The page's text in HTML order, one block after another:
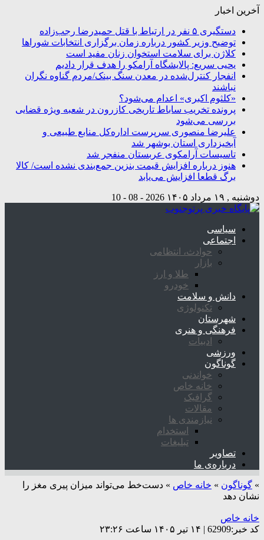
آخرین اخبار
دستگیری ۵ نفر در ارتباط با قتل حمیدرضا رجب‌زاده
توضیح وزیر کشور درباره زمان برگزاری انتخابات شوراها
کلاژن برای سلامت استخوان زنان مفید است
یحیی سریع: پالایشگاه آرامکو را هدف قرار دادیم
انفجار کنترل‌شده در معدن سنگ بینک/مردم گناوه نگران
نباشند
«کلثوم اکبری» اعدام می‌شود؟
پرونده تخریب ساباط تاریخی کازرون در شعبه ویژه قضایی
بررسی می‌شود
علیرضا منصوری سرپرست اداره‌کل منابع طبیعی و
آبخیزداری استان بوشهر شد
تاسیسات آرامکوی عربستان منفجر شد
هنوز درباره افزایش قیمت بنزین جمع‌بندی نشده است/ کالا
برگ قطعا افزایش می‌یابد
دوشنبه , ۱۹ مرداد ۱۴۰۵ 2026 - 08 - 10
سیاسی
اجتماعی
حوادث، انتظامی
بازار
طلا و ارز
خودرو
دانش و سلامت
تکنولوژی
شهرستان
فرهنگی و هنری
ادبیات
ورزشی
گوناگون
خواندنی
خانه خاص
گرافیک
مقالات
نیازمندی ها
استخدام
تبلیغات
تصاویر
درباره‌ی ما
» گوناگون » خانه خاص » دست‌خط می‌تواند میزان پیری مغز را
نشان دهد
خانه خاص
کد خبر:62909 | ۱۴ تیر ۱۴۰۵ ساعت ۲۳:۲۶